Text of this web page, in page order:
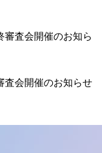
査会開催のお知らせ